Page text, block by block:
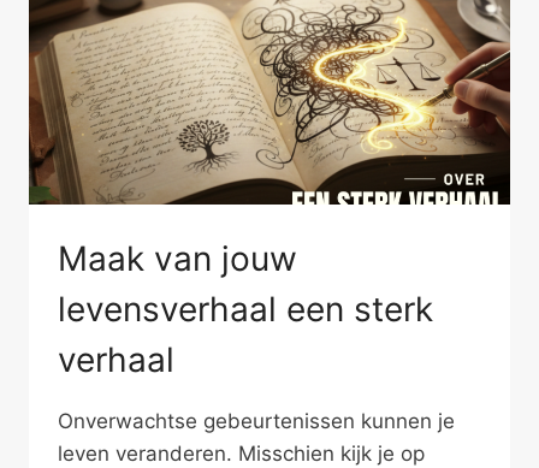
Maak van jouw
levensverhaal een sterk
verhaal
Onverwachtse gebeurtenissen kunnen je
leven veranderen. Misschien kijk je op